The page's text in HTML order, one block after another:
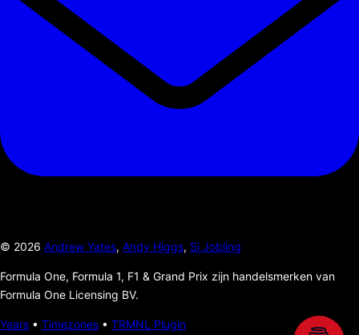
© 2026 Andrew Yates, Andy Higgs, Si Jobling
Formula One, Formula 1, F1 & Grand Prix zijn handelsmerken van
Formula One Licensing BV.
Years • Timezones • TRMNL Plugin